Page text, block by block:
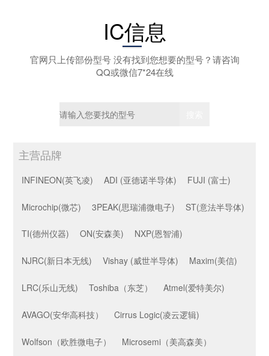
IC信息
官网只上传部份型号 没有找到您想要的型号？请咨询
QQ或微信7*24在线
主营品牌
INFINEON(英飞凌) ADI (亚德诺半导体) FUJI (富士)
Microchip(微芯) 3PEAK(思瑞浦微电子) ST(意法半导体)
TI(德州仪器) ON(安森美) NXP(恩智浦)
NJRC(新日本无线) Vishay (威世半导体) Maxim(美信)
LRC(乐山无线) Toshiba（东芝） Atmel(爱特美尔)
AVAGO(安华高科技） Cirrus Logic(凌云逻辑)
Wolfson（欧胜微电子） Microsemi（美高森美）